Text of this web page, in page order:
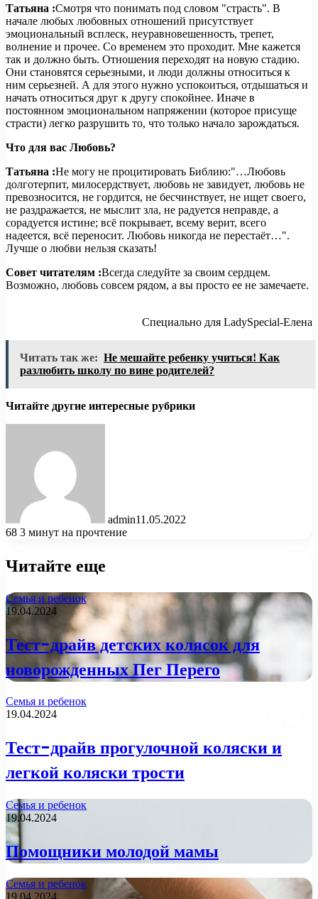
Татьяна :Смотря что понимать под словом "страсть". В
начале любых любовных отношений присутствует
эмоциональный всплеск, неуравновешенность, трепет,
волнение и прочее. Со временем это проходит. Мне кажется
так и должно быть. Отношения переходят на новую стадию.
Они становятся серьезными, и люди должны относиться к
ним серьезней. А для этого нужно успокоиться, отдышаться и
начать относиться друг к другу спокойнее. Иначе в
постоянном эмоциональном напряжении (которое присуще
страсти) легко разрушить то, что только начало зарождаться.
Что для вас Любовь?
Татьяна :Не могу не процитировать Библию:"…Любовь
долготерпит, милосердствует, любовь не завидует, любовь не
превозносится, не гордится, не бесчинствует, не ищет своего,
не раздражается, не мыслит зла, не радуется неправде, а
сорадуется истине; всё покрывает, всему верит, всего
надеется, всё переносит. Любовь никогда не перестаёт…".
Лучше о любви нельзя сказать!
Совет читателям :Всегда следуйте за своим сердцем.
Возможно, любовь совсем рядом, а вы просто ее не замечаете.
Специально для LadySpecial-Елена
Читать так же: Не мешайте ребенку учиться! Как
разлюбить школу по вине родителей?
Читайте другие интересные рубрики
admin11.05.2022
68 3 минут на прочтение
Читайте еще
Семья и ребенок
19.04.2024
Тест-драйв детских колясок для
новорожденных Пег Перего
Семья и ребенок
19.04.2024
Тест-драйв прогулочной коляски и
легкой коляски трости
Семья и ребенок
19.04.2024
Помощники молодой мамы
Семья и ребенок
19.04.2024